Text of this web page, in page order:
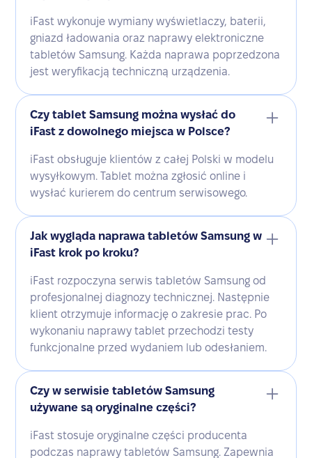
iFast wykonuje wymiany wyświetlaczy, baterii,
gniazd ładowania oraz naprawy elektroniczne
tabletów Samsung. Każda naprawa poprzedzona
jest weryfikacją techniczną urządzenia.
Czy tablet Samsung można wysłać do
iFast z dowolnego miejsca w Polsce?
iFast obsługuje klientów z całej Polski w modelu
wysyłkowym. Tablet można zgłosić online i
wysłać kurierem do centrum serwisowego.
Jak wygląda naprawa tabletów Samsung w
iFast krok po kroku?
iFast rozpoczyna serwis tabletów Samsung od
profesjonalnej diagnozy technicznej. Następnie
klient otrzymuje informację o zakresie prac. Po
wykonaniu naprawy tablet przechodzi testy
funkcjonalne przed wydaniem lub odesłaniem.
Czy w serwisie tabletów Samsung
używane są oryginalne części?
iFast stosuje oryginalne części producenta
podczas naprawy tabletów Samsung. Zapewnia